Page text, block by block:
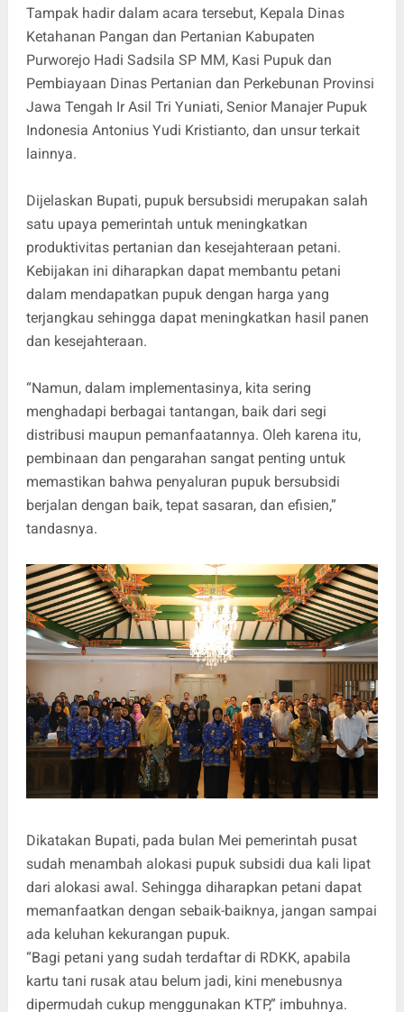
Tampak hadir dalam acara tersebut, Kepala Dinas
Ketahanan Pangan dan Pertanian Kabupaten
Purworejo Hadi Sadsila SP MM, Kasi Pupuk dan
Pembiayaan Dinas Pertanian dan Perkebunan Provinsi
Jawa Tengah Ir Asil Tri Yuniati, Senior Manajer Pupuk
Indonesia Antonius Yudi Kristianto, dan unsur terkait
lainnya.
Dijelaskan Bupati, pupuk bersubsidi merupakan salah
satu upaya pemerintah untuk meningkatkan
produktivitas pertanian dan kesejahteraan petani.
Kebijakan ini diharapkan dapat membantu petani
dalam mendapatkan pupuk dengan harga yang
terjangkau sehingga dapat meningkatkan hasil panen
dan kesejahteraan.
“Namun, dalam implementasinya, kita sering
menghadapi berbagai tantangan, baik dari segi
distribusi maupun pemanfaatannya. Oleh karena itu,
pembinaan dan pengarahan sangat penting untuk
memastikan bahwa penyaluran pupuk bersubsidi
berjalan dengan baik, tepat sasaran, dan efisien,”
tandasnya.
Dikatakan Bupati, pada bulan Mei pemerintah pusat
sudah menambah alokasi pupuk subsidi dua kali lipat
dari alokasi awal. Sehingga diharapkan petani dapat
memanfaatkan dengan sebaik-baiknya, jangan sampai
ada keluhan kekurangan pupuk.
“Bagi petani yang sudah terdaftar di RDKK, apabila
kartu tani rusak atau belum jadi, kini menebusnya
dipermudah cukup menggunakan KTP,” imbuhnya.